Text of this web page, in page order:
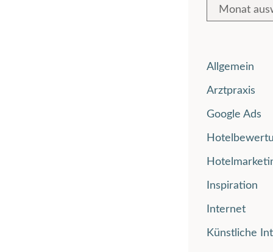
Allgemein
Arztpraxis
Google Ads
Inspiration
Internet
Künstliche